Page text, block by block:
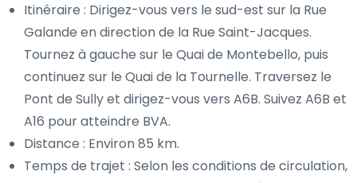
Itinéraire : Dirigez-vous vers le sud-est sur la Rue
Galande en direction de la Rue Saint-Jacques.
Tournez à gauche sur le Quai de Montebello, puis
continuez sur le Quai de la Tournelle. Traversez le
Pont de Sully et dirigez-vous vers A6B. Suivez A6B et
A16 pour atteindre BVA.
Distance : Environ 85 km.
Temps de trajet : Selon les conditions de circulation,